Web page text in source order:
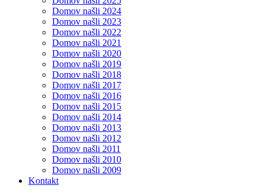
Domov našli 2024
Domov našli 2023
Domov našli 2022
Domov našli 2021
Domov našli 2020
Domov našli 2019
Domov našli 2018
Domov našli 2017
Domov našli 2016
Domov našli 2015
Domov našli 2014
Domov našli 2013
Domov našli 2012
Domov našli 2011
Domov našli 2010
Domov našli 2009
Kontakt